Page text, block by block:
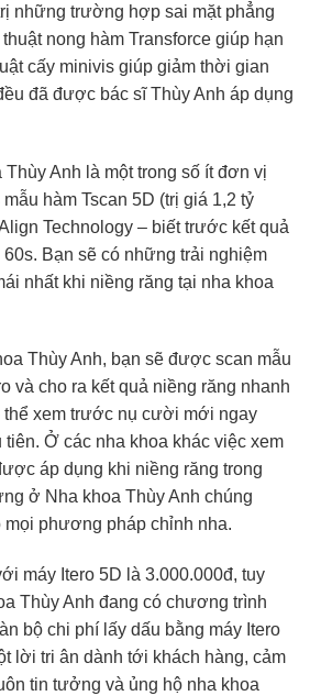
những trường hợp sai mặt phẳng
nong hàm Transforce giúp hạn
cấy minivis giúp giảm thời gian
đã được bác sĩ Thùy Anh áp dụng
Anh là một trong số ít đơn vị
hàm Tscan 5D (trị giá 1,2 tỷ
Technology – biết trước kết quả
Bạn sẽ có những trải nghiệm
nhất khi niềng răng tại nha khoa
Thùy Anh, bạn sẽ được scan mẫu
và cho ra kết quả niềng răng nhanh
thể xem trước nụ cười mới ngay
tiên. Ở các nha khoa khác việc xem
áp dụng khi niềng răng trong
ở Nha khoa Thùy Anh chúng
phương pháp chỉnh nha.
máy Itero 5D là 3.000.000đ, tuy
Thùy Anh đang có chương trình
bộ chi phí lấy dấu bằng máy Itero
lời tri ân dành tới khách hàng, cảm
tin tưởng và ủng hộ nha khoa